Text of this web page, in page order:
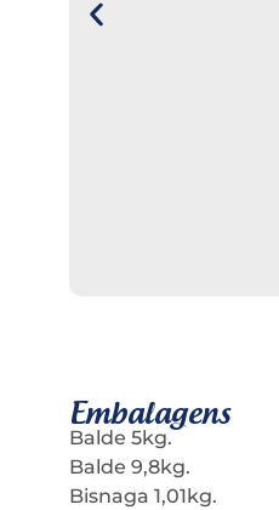
Embalagens
Balde 5kg.
Balde 9,8kg.
Bisnaga 1,01kg.